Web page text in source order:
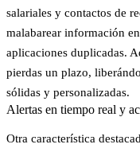
salariales y contactos de
malabarear información
aplicaciones duplicadas.
pierdas un plazo,
sólidas y personalizadas.
Alertas en tiempo real y
Otra característica